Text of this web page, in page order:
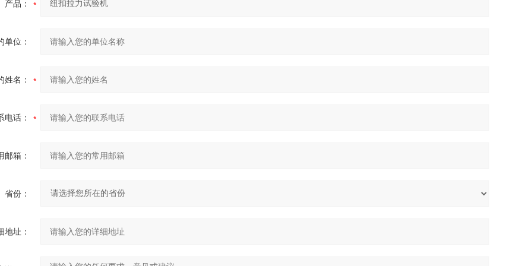
产品：
单位：
姓名：
电话：
邮箱：
省份：
地址：